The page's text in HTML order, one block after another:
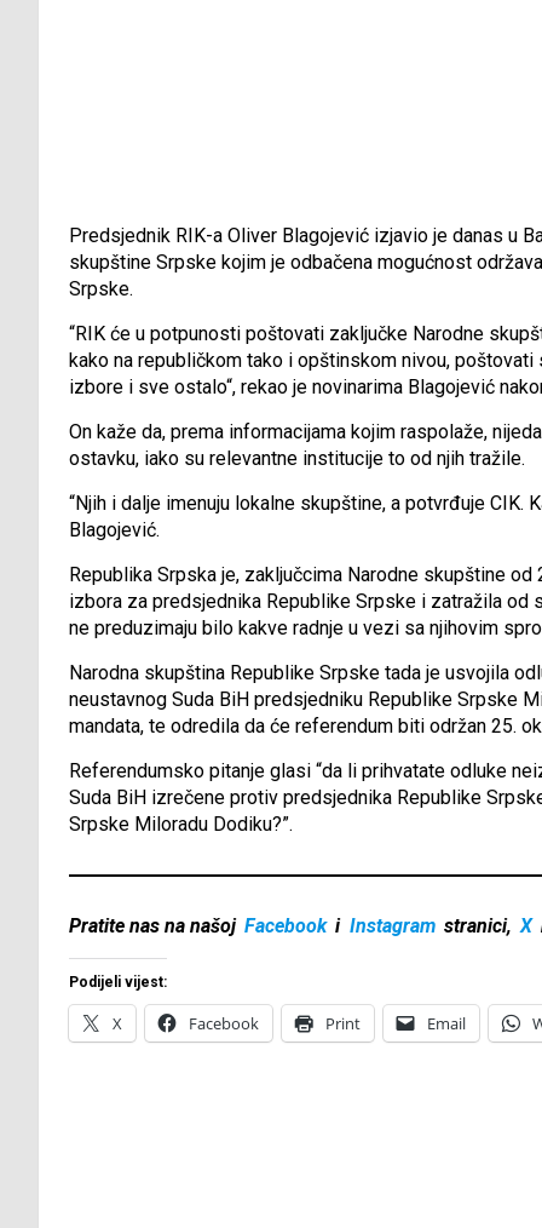
Predsjednik RIK-a Oliver Blagojević izjavio je danas u
skupštine Srpske kojim je odbačena mogućnost
Srpske.
“RIK će u potpunosti poštovati zaključke Narodne
kako na republičkom tako i opštinskom nivou,
izbore i sve ostalo“, rekao je novinarima Blagojević
On kaže da, prema informacijama kojim raspolaže,
ostavku, iako su relevantne institucije to od njih tražile.
“Njih i dalje imenuju lokalne skupštine, a potvrđuje CIK.
Blagojević.
Republika Srpska je, zaključcima Narodne skupštine
izbora za predsjednika Republike Srpske i zatražila od
ne preduzimaju bilo kakve radnje u vezi sa njihovim
Narodna skupština Republike Srpske tada je usvojila
neustavnog Suda BiH predsjedniku Republike Srpske
mandata, te odredila da će referendum biti održan 25.
Referendumsko pitanje glasi “da li prihvatate odluke
Suda BiH izrečene protiv predsjednika Republike
Srpske Miloradu Dodiku?”.
Pratite nas na našoj Facebook i Instagram stranici, X
Podijeli vijest:
X Facebook Print Email